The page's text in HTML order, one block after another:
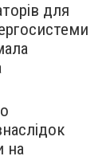
для
на